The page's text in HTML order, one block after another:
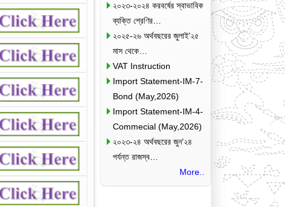
২০২৩-২০২৪ করবর্ষের স্বাভাবিক
ব্যক্তি শ্রেণির…
২০২৫-২৬ অর্থবছরের জুলাই’২৫
মাস থেকে…
VAT Instruction
Import Statement-IM-7-
Bond (May,2026)
Import Statement-IM-4-
Commecial (May,2026)
২০২৩-২৪ অর্থবছরের জুন’২৪
পর্যন্ত রাজস্ব…
More..